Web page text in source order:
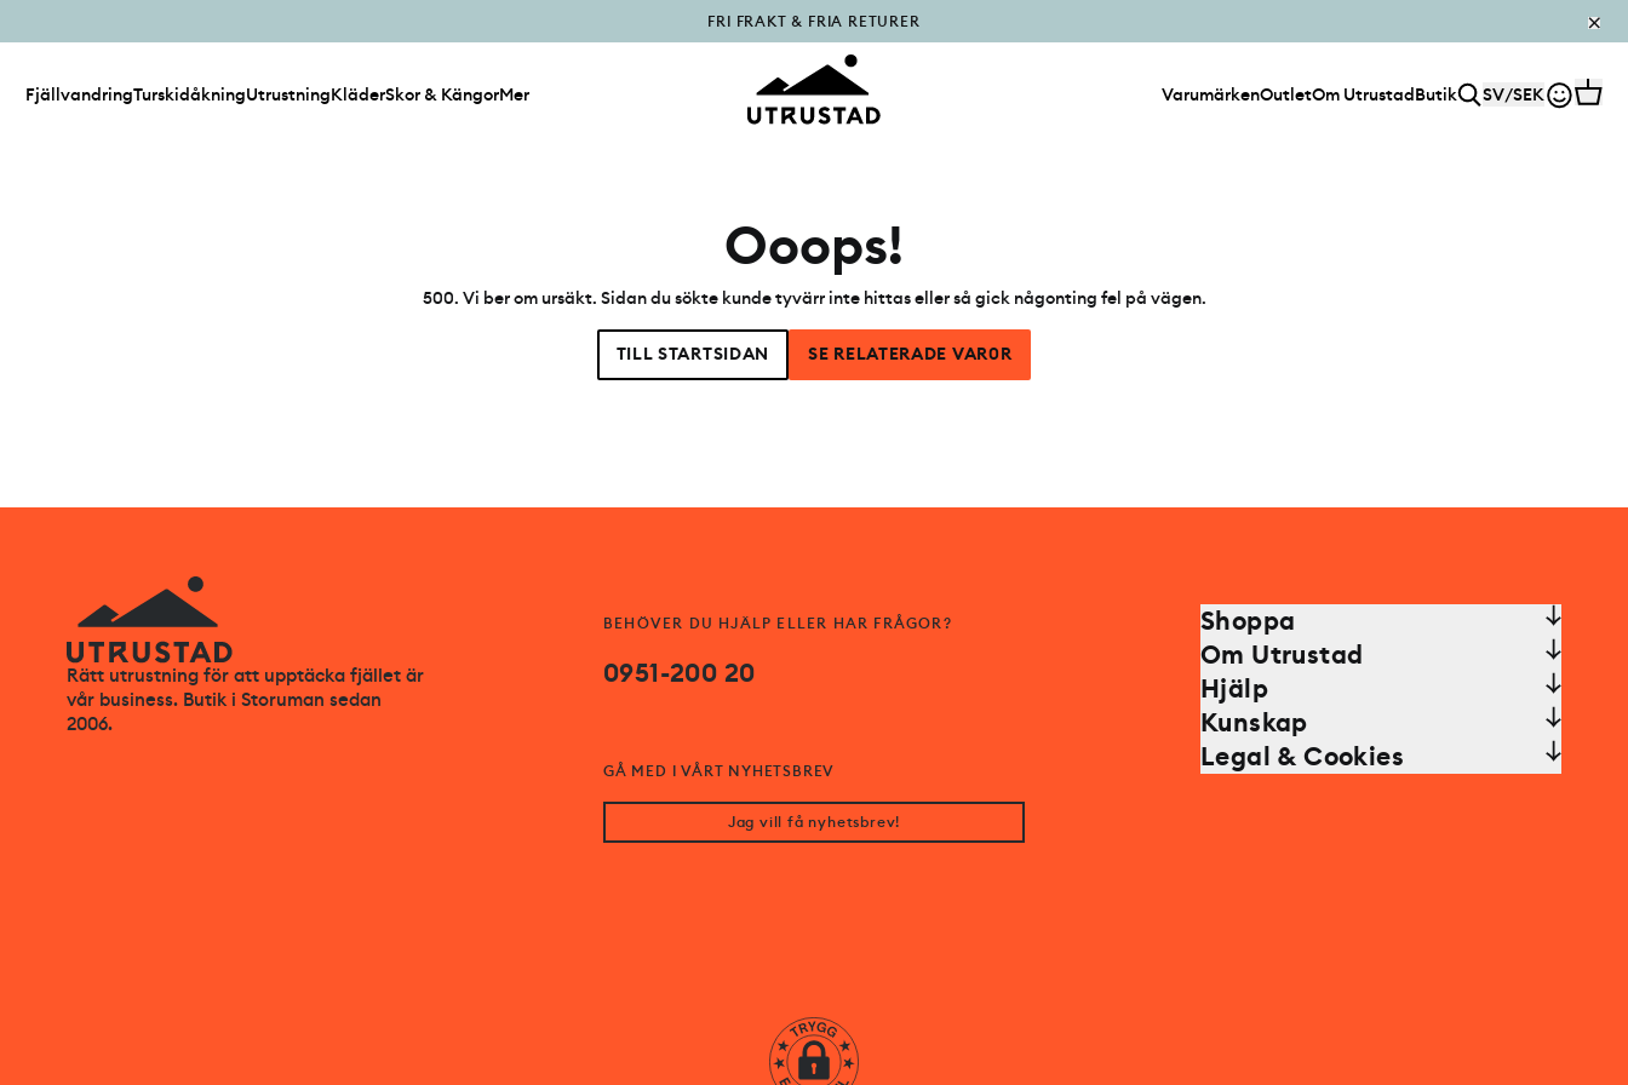
FRI FRAKT & FRIA RETURER
PÅFYLLT I OUTLET
FjällvandringTurskidåkningUtrustningKläderSkor & KängorMer VarumärkenOutletOm UtrustadButik SV/SEK
Ooops!
500. Vi ber om ursäkt. Sidan du sökte kunde tyvärr inte hittas eller så gick någonting fel på vägen.
TILL STARTSIDAN SE RELATERADE VAR0R
Rätt utrustning för att upptäcka fjället är
vår business. Butik i Storuman sedan
2006.
BEHÖVER DU HJÄLP ELLER HAR FRÅGOR?
0951-200 20
GÅ MED I VÅRT NYHETSBREV
Jag vill få nyhetsbrev!
Shoppa
Om Utrustad
Hjälp
Kunskap
Legal & Cookies